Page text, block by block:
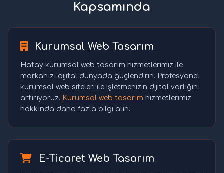
Kapsamında
Kurumsal Web Tasarım
Hatay kurumsal web tasarım hizmetlerimiz ile
markanızı dijital dünyada güçlendirin. Profesyonel
kurumsal web siteleri ile işletmenizin dijital varlığını
artırıyoruz. Kurumsal web tasarım hizmetlerimiz
hakkında daha fazla bilgi alın.
E-Ticaret Web Tasarım